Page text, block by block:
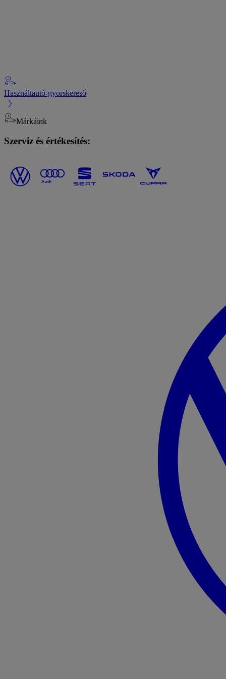
Használtautó-gyorskereső
Márkáink
Szerviz és értékesítés: